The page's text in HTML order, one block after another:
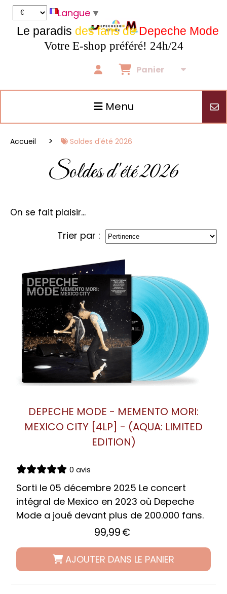
Le paradis des fans deDepeche Mode
Votre E-shop préféré! 24h/24
Panier
Menu
Accueil Soldes d'été 2026
Soldes d'été 2026
On se fait plaisir...
Trier par :
DEPECHE MODE - MEMENTO MORI:
MEXICO CITY [4LP] - (AQUA: LIMITED
EDITION)
0 avis
Sorti le 05 décembre 2025 Le concert
intégral de Mexico en 2023 où Depeche
Mode a joué devant plus de 200.000 fans.
99,99€
AJOUTER DANS LE PANIER
Langue ▼
Panneau de gestion des cookies